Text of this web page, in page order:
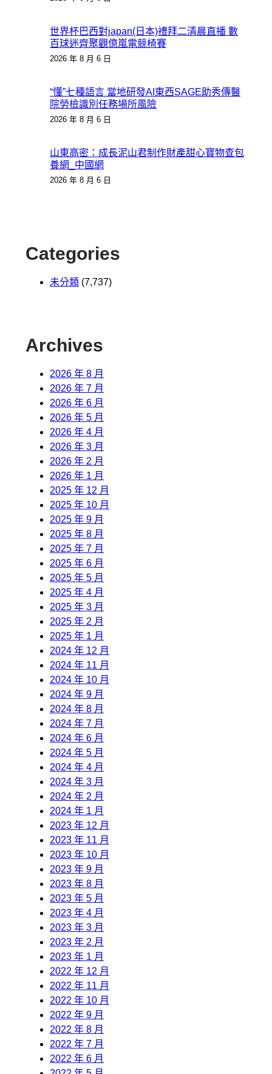
世界杯巴西對japan(日本)禮拜二清晨直播 數
百球迷齊聚觀億嵐電競椅賽
2026 年 8 月 6 日
“懂”七種語言 當地研發AI東西SAGE助秀傳醫
院勞檢識別任務場所風險
2026 年 8 月 6 日
山東高密：成長泥山君制作財產甜心寶物查包
養網_中國網
2026 年 8 月 6 日
Categories
未分類 (7,737)
Archives
2026 年 8 月
2026 年 7 月
2026 年 6 月
2026 年 5 月
2026 年 4 月
2026 年 3 月
2026 年 2 月
2026 年 1 月
2025 年 12 月
2025 年 10 月
2025 年 9 月
2025 年 8 月
2025 年 7 月
2025 年 6 月
2025 年 5 月
2025 年 4 月
2025 年 3 月
2025 年 2 月
2025 年 1 月
2024 年 12 月
2024 年 11 月
2024 年 10 月
2024 年 9 月
2024 年 8 月
2024 年 7 月
2024 年 6 月
2024 年 5 月
2024 年 4 月
2024 年 3 月
2024 年 2 月
2024 年 1 月
2023 年 12 月
2023 年 11 月
2023 年 10 月
2023 年 9 月
2023 年 8 月
2023 年 5 月
2023 年 4 月
2023 年 3 月
2023 年 2 月
2023 年 1 月
2022 年 12 月
2022 年 11 月
2022 年 10 月
2022 年 9 月
2022 年 8 月
2022 年 7 月
2022 年 6 月